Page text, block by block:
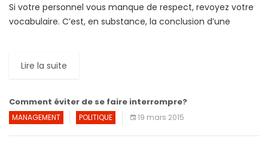
Si votre personnel vous manque de respect, revoyez votre
vocabulaire. C’est, en substance, la conclusion d’une
Lire la suite
Comment éviter de se faire interrompre?
MANAGEMENT POLITIQUE 19 mars 2015